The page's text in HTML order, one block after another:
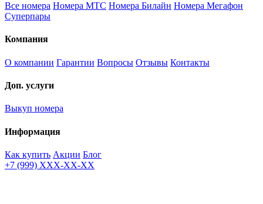
Все номера Номера МТС Номера Билайн Номера Мегафон
Суперпары
Компания
О компании Гарантии Вопросы Отзывы Контакты
Доп. услуги
Выкуп номера
Информация
Как купить Акции Блог
+7 (999) XXX-XX-XX